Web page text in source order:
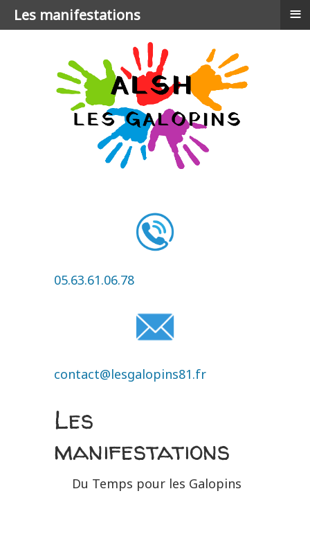
05.63.61.06.78
contact@lesgalopins81.fr
Les
manifestations
Du Temps pour les Galopins
Les manifestations ≡